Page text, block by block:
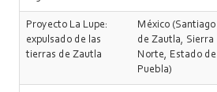
Proyecto La Lupe:
expulsado de las
tierras de Zautla
México (Santiago
de Zautla, Sierra
Norte, Estado de
Puebla)